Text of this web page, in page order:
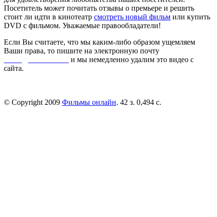
Посетитель может почитать отзывы о премьере и решить
стоит ли идти в кинотеатр смотреть новый фильм или купить
DVD с фильмом. Уважаемые правообладатели!
Если Вы считаете, что мы каким-либо образом ущемляем
Ваши права, то пишите на электронную почту
и мы немедленно удалим это видео с
сайта.
© Copyright 2009 Фильмы онлайн. 42 з. 0,494 с.